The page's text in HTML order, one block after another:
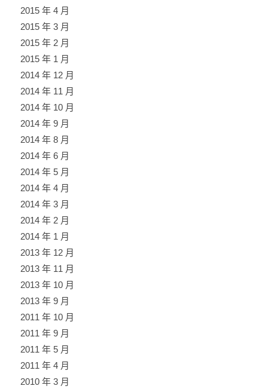
2015 年 4 月
2015 年 3 月
2015 年 2 月
2015 年 1 月
2014 年 12 月
2014 年 11 月
2014 年 10 月
2014 年 9 月
2014 年 8 月
2014 年 6 月
2014 年 5 月
2014 年 4 月
2014 年 3 月
2014 年 2 月
2014 年 1 月
2013 年 12 月
2013 年 11 月
2013 年 10 月
2013 年 9 月
2011 年 10 月
2011 年 9 月
2011 年 5 月
2011 年 4 月
2010 年 3 月